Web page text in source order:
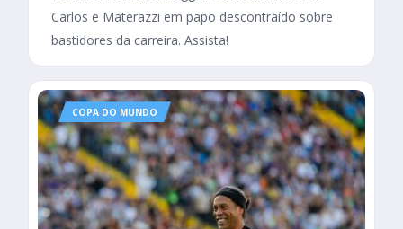
Carlos e Materazzi em papo descontraído sobre
bastidores da carreira. Assista!
COPA DO MUNDO